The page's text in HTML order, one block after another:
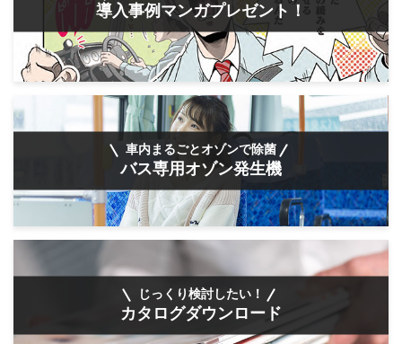
導入事例マンガプレゼント！
車内まるごとオゾンで除菌
バス専用オゾン発生機
じっくり検討したい！
カタログダウンロード